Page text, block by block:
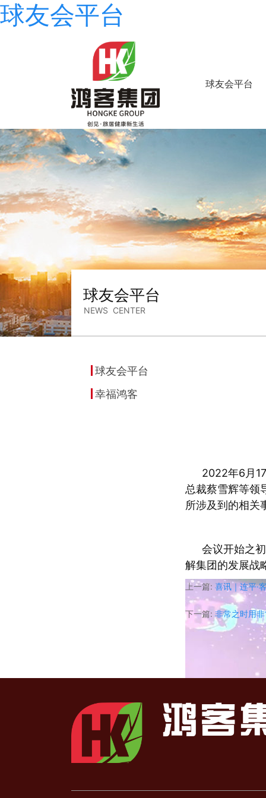
球友会平台
球友会平台
球友会平台
NEWS CENTER
幸福鸿客
球友会平台
2022年6月
总裁蔡雪辉等领
所涉及到的相关
会议开始之
解集团的发展战
上一篇: 喜讯｜连平·
下一篇: 非常之时用